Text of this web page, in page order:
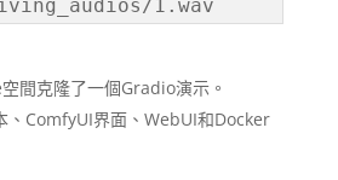
1.wav
間克隆了一個Gradio演示。
、ComfyUI界面、WebUI和Docker